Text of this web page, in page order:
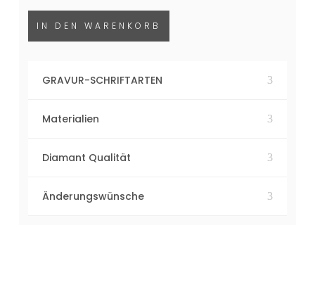
IN DEN WARENKORB
GRAVUR-SCHRIFTARTEN
Materialien
Diamant Qualität
Änderungswünsche